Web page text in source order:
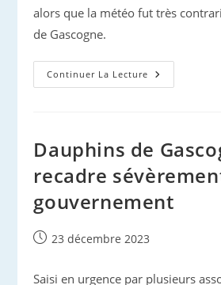
alors que la météo fut très
de Gascogne.
Continuer La Lecture 2023
En
Dauphins de
recadre
gouvernement
Publication
23 décembre 2023
Saisi en urgence par plusieurs